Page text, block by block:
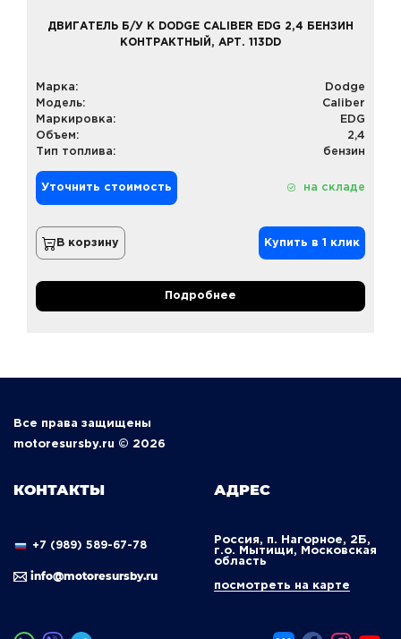
ДВИГАТЕЛЬ Б/У К DODGE CALIBER EDG 2,4 БЕНЗИН
КОНТРАКТНЫЙ, АРТ. 113DD
Марка:
Dodge
Модель:
Caliber
Маркировка:
EDG
Объем:
2,4
Тип топлива:
бензин
Уточнить стоимость на складе
В корзину Купить в 1 клик
Подробнее
Все права защищены
motoresursby.ru © 2026
КОНТАКТЫ
+7 (989) 589-67-78
info@motoresursby.ru
АДРЕС
Россия, п. Нагорное, 2Б,
г.о. Мытищи, Московская
область
посмотреть на карте